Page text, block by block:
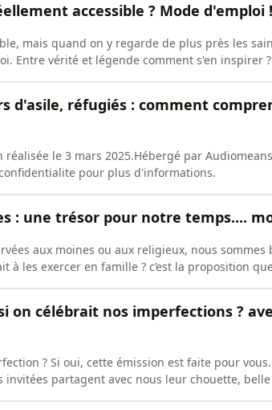
accessible ? Mode d'emploi
mais quand on y regarde de plus près les
Entre vérité et légende comment s'en inspirer
d'asile, réfugiés : comment
le 3 mars 2025.Hébergé par
pour plus d'informations.
: une trésor pour notre temps....
aux moines ou aux religieux, nous sommes
à les exercer en famille ? c’est la proposition
on célébrait nos imperfections ?
? Si oui, cette émission est faite pour
partagent avec nous leur chouette,